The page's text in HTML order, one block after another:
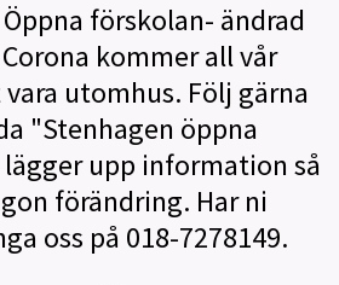
förskolan- ändrad
kommer all vår
utomhus. Följ gärna
"Stenhagen öppna
upp information så
förändring. Har ni
oss på 018-7278149.